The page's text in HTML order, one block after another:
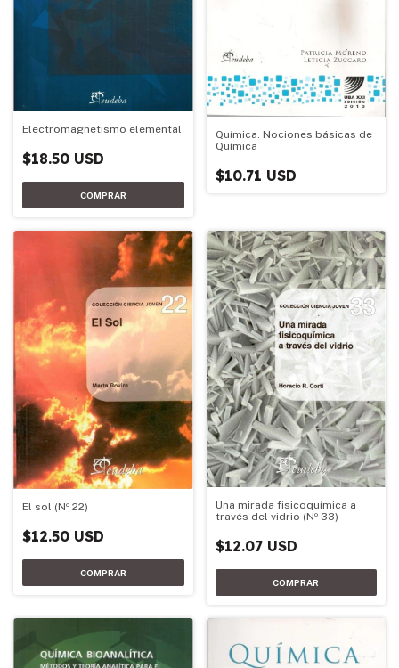
Electromagnetismo elemental
$18.50 USD
Química. Nociones básicas de
Química
$10.71 USD
El sol (Nº 22)
$12.50 USD
Una mirada fisicoquímica a
través del vidrio (Nº 33)
$12.07 USD